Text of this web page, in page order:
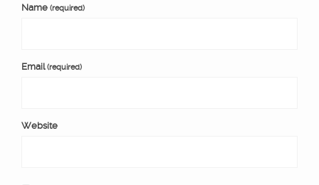
Name (required)
Email(required)
Website